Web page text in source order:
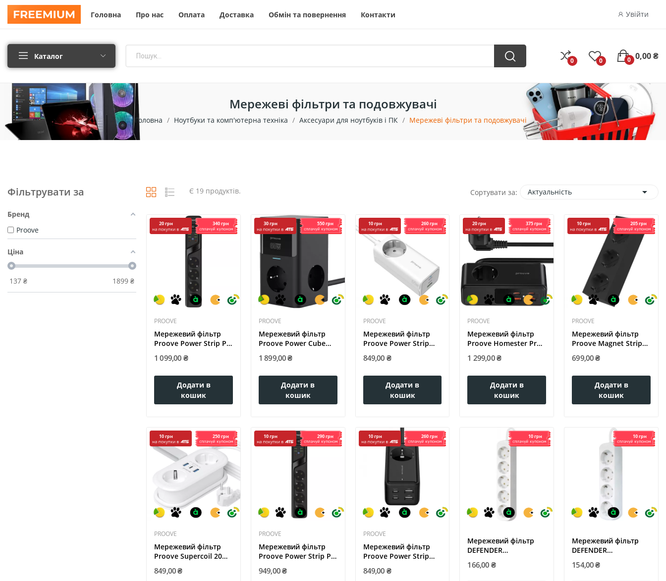
Головна Про нас Оплата Доставка Обмін та повернення Контакти Увійти
Каталог 0 0 0,00 ₴
0
Мережеві фільтри та подовжувачі
Головна Ноутбуки та комп'ютерна техніка Аксесуари для ноутбуків і ПК Мережеві фільтри та подовжувачі
Фільтрувати за
Бренд
Proove
Ціна
137 ₴ 1899 ₴
Є 19 продуктів. Сортувати за: Актуальність 
20 грн 340 грн
PROOVE
Мережевий фільтр
Proove Power Strip P-
1 099,00 ₴
Додати в
кошик
30 грн 550 грн
PROOVE
Мережевий фільтр
Proove Power Cube
1 899,00 ₴
Додати в
кошик
10 грн 260 грн
PROOVE
Мережевий фільтр
Proove Power Strip
849,00 ₴
Додати в
кошик
20 грн 375 грн
PROOVE
Мережевий фільтр
Proove Homester Pro
1 299,00 ₴
Додати в
кошик
10 грн 205 грн
PROOVE
Мережевий фільтр
Proove Magnet Strip
699,00 ₴
Додати в
кошик
10 грн 250 грн
PROOVE
Мережевий фільтр
Proove Supercoil 20W
849,00 ₴
10 грн 290 грн
PROOVE
Мережевий фільтр
Proove Power Strip P-
949,00 ₴
10 грн 260 грн
PROOVE
Мережевий фільтр
Proove Power Strip
849,00 ₴
10 грн
Мережевий фільтр
DEFENDER
166,00 ₴
10 грн
Мережевий фільтр
DEFENDER
154,00 ₴